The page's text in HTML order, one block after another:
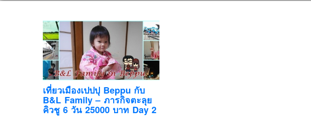
เที่ยวเมืองเปปปุ Beppu กับ
B&L Family – ภารกิจตะลุย
คิวชู 6 วัน 25000 บาท Day 2